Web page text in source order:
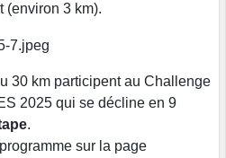
(environ 3 km).
30 km participent au Challenge
2025 qui se décline en 9
.
sur la page